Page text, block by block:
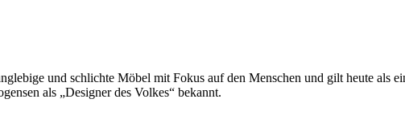
und schlichte Möbel mit Fokus auf den Menschen und gilt heute als
als „Designer des Volkes“ bekannt.